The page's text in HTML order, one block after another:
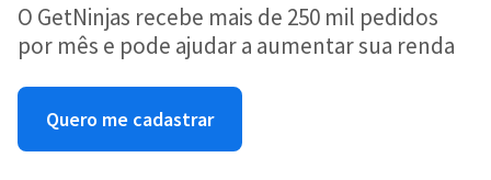
O GetNinjas recebe mais de 250 mil pedidos
por mês e pode ajudar a aumentar sua renda
Quero me cadastrar